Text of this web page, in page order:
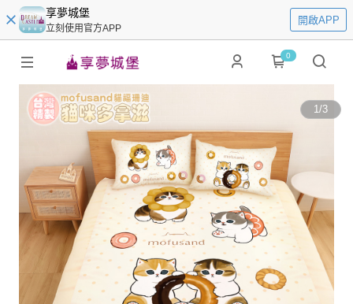
享夢城堡
立刻使用官方APP
開啟APP
0
1/3